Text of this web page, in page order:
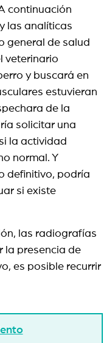
continuación
las analíticas
general de salud
veterinario
y buscará en
estuvieran
de la
solicitar una
la actividad
normal. Y
definitivo, podría
si existe
las radiografías
la presencia de
es posible recurrir